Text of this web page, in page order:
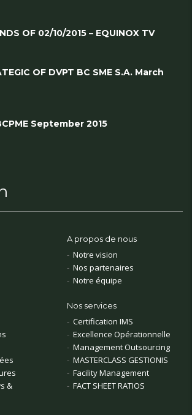
OF 02/10/2015 – EQUINOX TV
OF DVPT BC SME S.A. March
September 2015
A propos de nous
Notre vision
Nos partenaires
Notre équipe
&
Nos services
Certification IMS
Excellence Opérationnelle
Management Outsourcing
MASTERCLASS GESTIONIS
Facility Management
FACT SHEET RATIOS